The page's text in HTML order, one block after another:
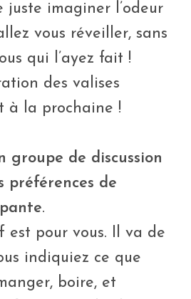
juste imaginer l’odeur
vous réveiller, sans
qui l’ayez fait !
des valises
à la prochaine !
groupe de discussion
préférences de
.
est pour vous. Il va de
indiquiez ce que
boire, et